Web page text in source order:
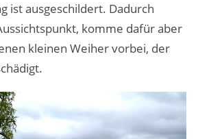
ist ausgeschildert. Dadurch
komme dafür aber
kleinen Weiher vorbei, der